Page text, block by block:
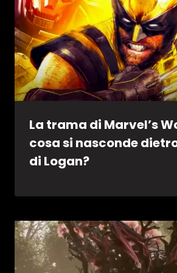
La trama di Marvel’s
cosa si nasconde
di Logan?